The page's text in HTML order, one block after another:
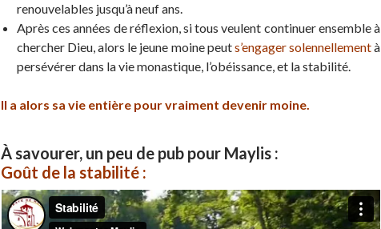
renouvelables jusqu’à neuf ans.
Après ces années de réflexion, si tous veulent continuer ensemble à
chercher Dieu, alors le jeune moine peuts’engager solennellementà
persévérer dans la vie monastique, l’obéissance, et la stabilité.
Il a alors sa vie entière pour vraiment devenir moine.
À savourer, un peu de pub pour Maylis :
Goût de la stabilité :